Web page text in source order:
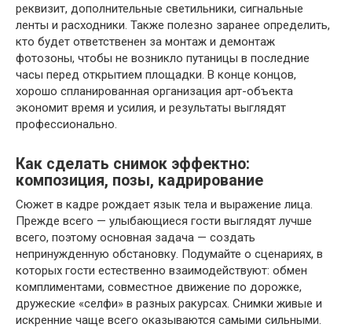
реквизит, дополнительные светильники, сигнальные
ленты и расходники. Также полезно заранее определить,
кто будет ответственен за монтаж и демонтаж
фотозоны, чтобы не возникло путаницы в последние
часы перед открытием площадки. В конце концов,
хорошо спланированная организация арт-объекта
экономит время и усилия, и результаты выглядят
профессионально.
Как сделать снимок эффектно:
композиция, позы, кадрирование
Сюжет в кадре рождает язык тела и выражение лица.
Прежде всего — улыбающиеся гости выглядят лучше
всего, поэтому основная задача — создать
непринужденную обстановку. Подумайте о сценариях, в
которых гости естественно взаимодействуют: обмен
комплиментами, совместное движение по дорожке,
дружеские «селфи» в разных ракурсах. Снимки живые и
искренние чаще всего оказываются самыми сильными.